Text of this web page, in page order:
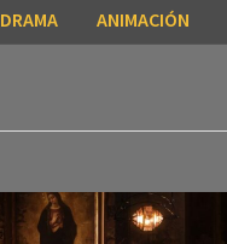
DRAMA ANIMACIÓN